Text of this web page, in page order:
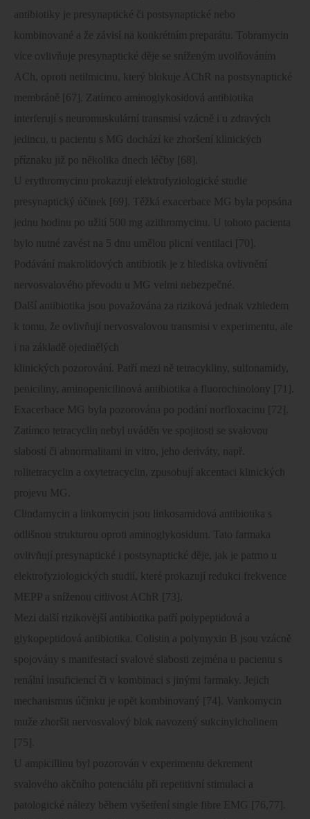
antibiotiky je presynaptické či postsynaptické nebo
kombinované a že závisí na konkrétním preparátu. Tobramycin
více ovlivňuje presynaptické děje se sníženým uvolňováním
ACh, oproti netilmicinu, který blokuje AChR na postsynaptické
membráně [67]. Zatímco aminoglykosidová antibiotika
interferují s neuromuskulární transmisí vzácně i u zdravých
jedincu, u pacientu s MG dochází ke zhoršení klinických
příznaku již po několika dnech léčby [68].
U erythromycinu prokazují elektrofyziologické studie
presynaptický účinek [69]. Těžká exacerbace MG byla popsána
jednu hodinu po užití 500 mg azithromycinu. U tohoto pacienta
bylo nutné zavést na 5 dnu umělou plicní ventilaci [70].
Podávání makrolidových antibiotik je z hlediska ovlivnění
nervosvalového převodu u MG velmi nebezpečné.
Další antibiotika jsou považována za riziková jednak vzhledem
k tomu, že ovlivňují nervosvalovou transmisi v experimentu, ale
i na základě ojedinělých
klinických pozorování. Patří mezi ně tetracykliny, sulfonamidy,
peniciliny, aminopenicilinová antibiotika a fluorochinolony [71].
Exacerbace MG byla pozorována po podání norfloxacinu [72].
Zatímco tetracyclin nebyl uváděn ve spojitosti se svalovou
slabostí či abnormalitami in vitro, jeho deriváty, např.
rolitetracyclin a oxytetracyclin, zpusobují akcentaci klinických
projevu MG.
Clindamycin a linkomycin jsou linkosamidová antibiotika s
odlišnou strukturou oproti aminoglykosidum. Tato farmaka
ovlivňují presynaptické i postsynaptické děje, jak je patrno u
elektrofyziologických studií, které prokazují redukci frekvence
MEPP a sníženou citlivost AChR [73].
Mezi další rizikovější antibiotika patří polypeptidová a
glykopeptidová antibiotika. Colistin a polymyxin B jsou vzácně
spojovány s manifestací svalové slabosti zejména u pacientu s
renální insuficiencí či v kombinaci s jinými farmaky. Jejich
mechanismus účinku je opět kombinovaný [74]. Vankomycin
muže zhoršit nervosvalový blok navozený sukcinylcholinem
[75].
U ampicillinu byl pozorován v experimentu dekrement
svalového akčního potenciálu při repetitivní stimulaci a
patologické nálezy během vyšetření single fibre EMG [76,77].